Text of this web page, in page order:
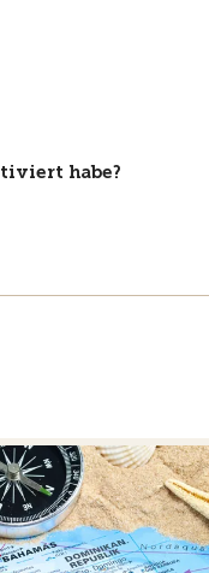
habe?